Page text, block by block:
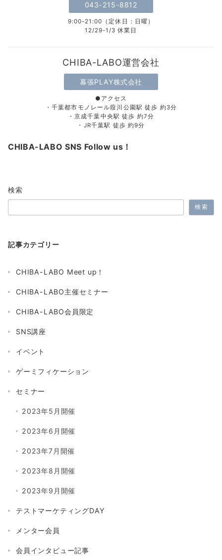
043-215-8812
9:00-21:00（定休日：日曜）
12/29-1/3 休業日
CHIBA-LABO運営会社
幕張PLAY株式会社
●アクセス
・千葉都市モノレール葭川公園駅 徒歩 約3分
・京成千葉中央駅 徒歩 約7分
・JR千葉駅 徒歩 約9分
CHIBA-LABO SNS Follow us！
検索
検索
記事カテゴリー
CHIBA-LABO Meet up！
CHIBA-LABO主催セミナー
CHIBA-LABO会員限定
SNS講座
イベント
ゲーミフィケーション
セミナー
2023年5月開催
2023年6月開催
2023年7月開催
2023年8月開催
2023年9月開催
テストマーケティングDAY
メンター会員
会員インタビュー記事